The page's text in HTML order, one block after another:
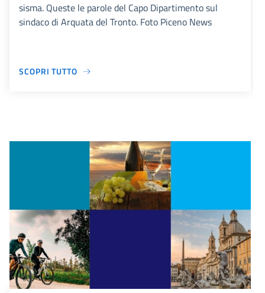
sisma. Queste le parole del Capo Dipartimento sul
sindaco di Arquata del Tronto. Foto Piceno News
SCOPRI TUTTO